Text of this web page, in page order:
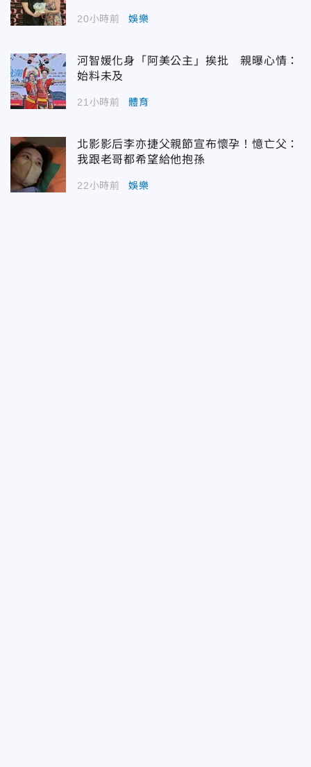
20小時前 娛樂
河智媛化身「阿美公主」挨批 親曝心情：
始料未及
21小時前 體育
北影影后李亦捷父親節宣布懷孕！憶亡父：
我跟老哥都希望給他抱孫
22小時前 娛樂